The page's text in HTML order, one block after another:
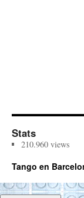
Stats
210.960 views
Tango en